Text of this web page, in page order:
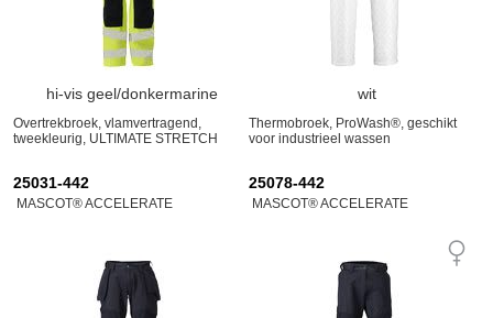
hi-vis geel/donkermarine
Overtrekbroek, vlamvertragend,
tweekleurig, ULTIMATE STRETCH
wit
Thermobroek, ProWash®, geschikt
voor industrieel wassen
25031-442
MASCOT® ACCELERATE
25078-442
MASCOT® ACCELERATE